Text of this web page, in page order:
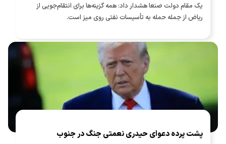
یک مقام دولت صنعا هشدار داد: همه گزینه‌ها برای انتقام‌جویی از
ریاض از جمله حمله به تأسیسات نفتی روی میز است.
پشت پرده دعوای حیدری نعمتی جنگ در جنوب